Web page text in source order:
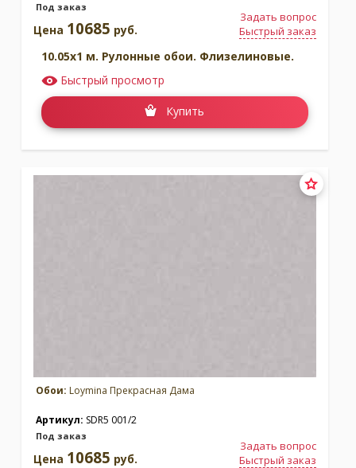
Под заказ
Задать вопрос
Быстрый заказ
Цена 10685 руб.
10.05x1 м. Рулонные обои. Флизелиновые.
Быстрый просмотр
Купить
Обои: Loymina Прекрасная Дама
Артикул: SDR5 001/2
Под заказ
Задать вопрос
Быстрый заказ
Цена 10685 руб.